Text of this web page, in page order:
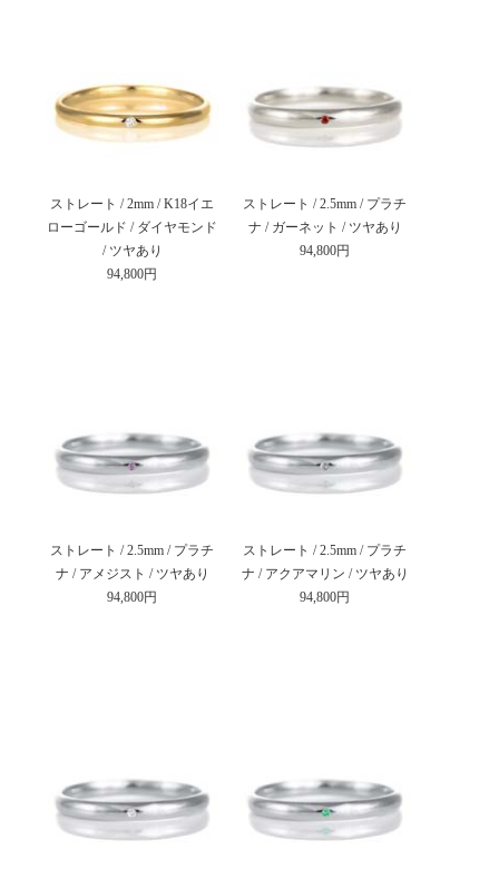
ストレート / 2mm / K18イエ
ローゴールド / ダイヤモンド
/ ツヤあり
94,800円
ストレート / 2.5mm / プラチ
ナ / ガーネット / ツヤあり
94,800円
ストレート / 2.5mm / プラチ
ナ / アメジスト / ツヤあり
94,800円
ストレート / 2.5mm / プラチ
ナ / アクアマリン / ツヤあり
94,800円